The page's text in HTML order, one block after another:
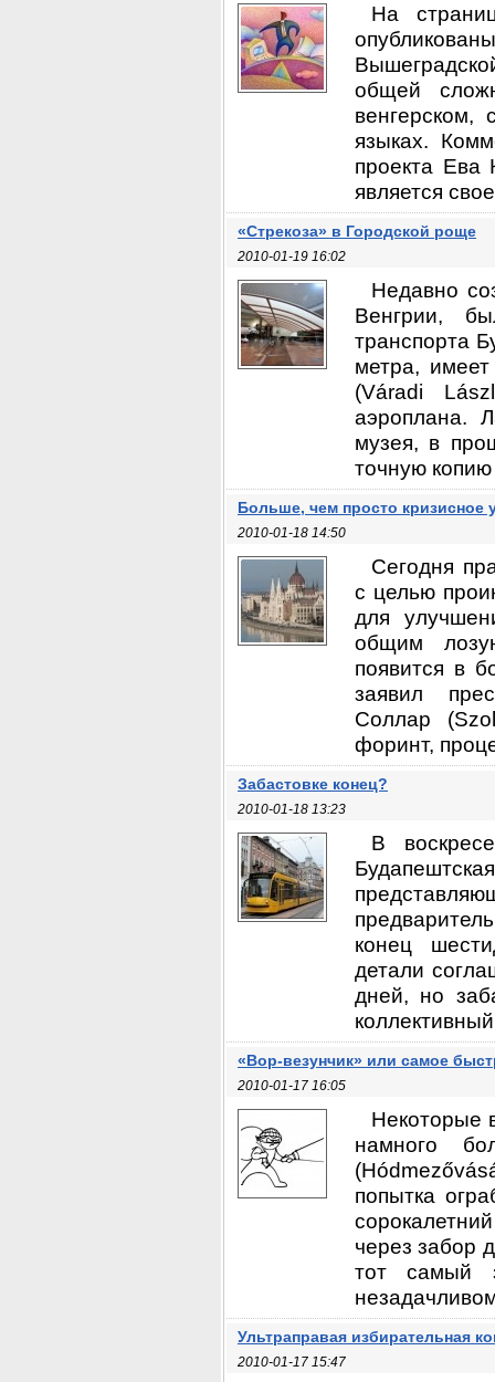
На
общей
венгерском,
языках.
проекта Ева
является
«Стрекоза» в Городской роще
2010-01-19 16:02
Недавно
Венгрии,
транспорта
метра,
(Váradi
аэроплана.
музея, в
точную копию
Больше, чем просто кризисное
2010-01-18 14:50
Сегодня
с целью
для
общим
появится в
заявил
Соллар
форинт,
Забастовке конец?
2010-01-18 13:23
В
конец
детали
дней, но
«Вор-везунчик» или самое
2010-01-17 16:05
Некоторые
намного
попытка
через забор
тот самый
Ультраправая избирательная
2010-01-17 15:47